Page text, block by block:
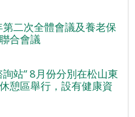
二次全體會議及養老保
合會議
站” 8月份分別在松山東
憩區舉行，設有健康資